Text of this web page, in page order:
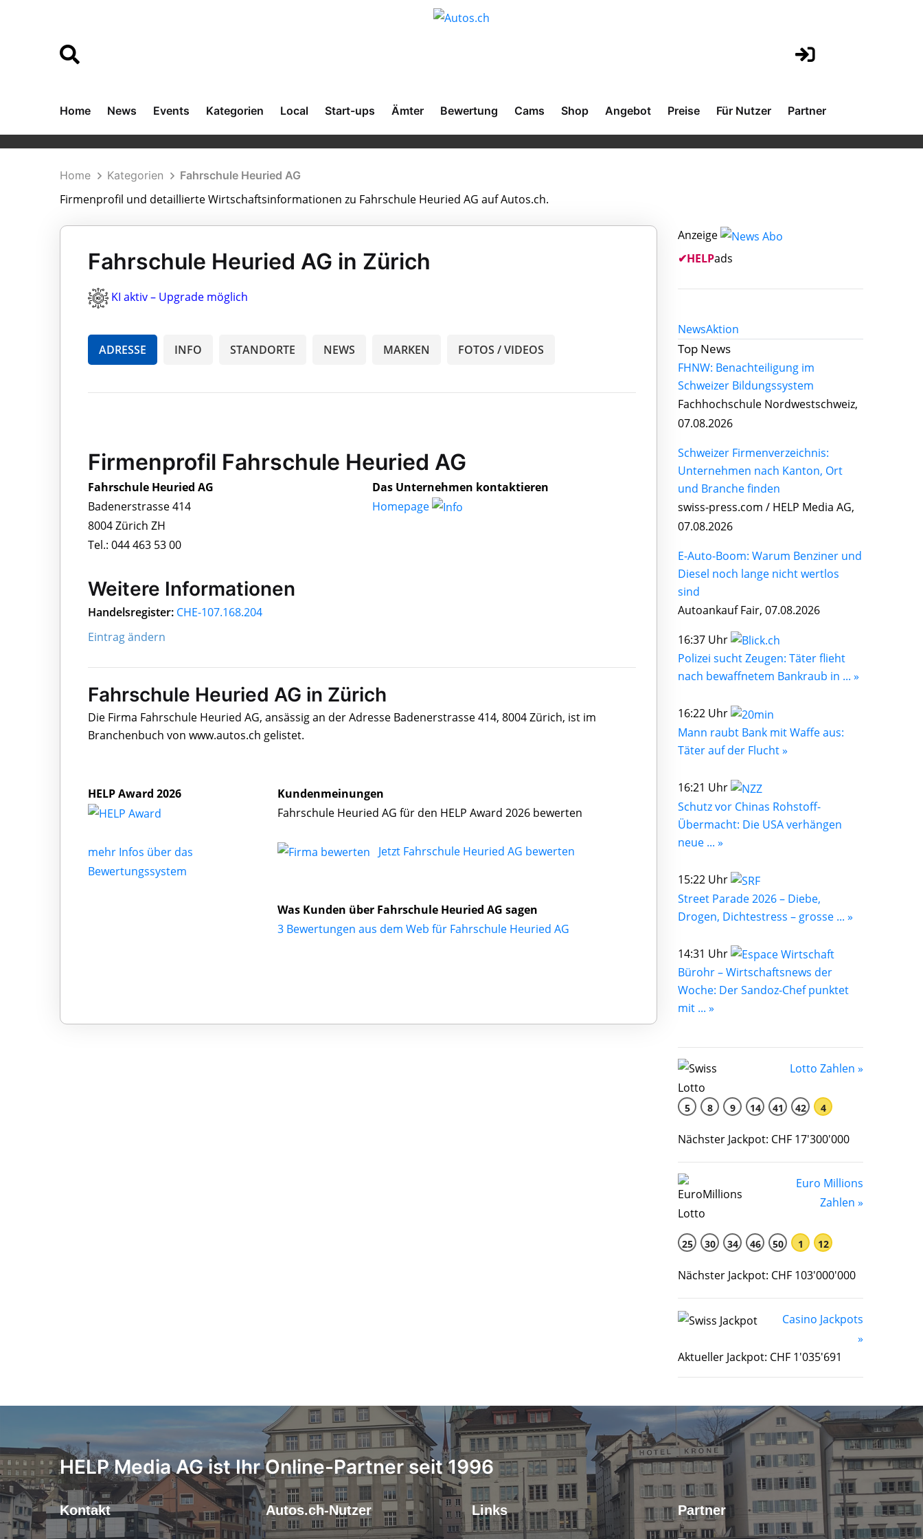
Home News Events Kategorien Local Start-ups Ämter Bewertung Cams Shop Angebot Preise Für Nutzer Partner
Home Kategorien Fahrschule Heuried AG
Firmenprofil und detaillierte Wirtschaftsinformationen zu Fahrschule Heuried AG auf Autos.ch.
Fahrschule Heuried AG in Zürich
KI aktiv – Upgrade möglich
ADRESSE INFO STANDORTE NEWS MARKEN FOTOS / VIDEOS
Firmenprofil Fahrschule Heuried AG
Fahrschule Heuried AG
Badenerstrasse 414
8004 Zürich ZH
Tel.: 044 463 53 00
Das Unternehmen kontaktieren
Homepage
Weitere Informationen
Handelsregister: CHE-107.168.204
Eintrag ändern
Fahrschule Heuried AG in Zürich
Die Firma Fahrschule Heuried AG, ansässig an der Adresse Badenerstrasse 414, 8004 Zürich, ist im
Branchenbuch von www.autos.ch gelistet.
HELP Award 2026
mehr Infos über das
Bewertungssystem
Kundenmeinungen
Fahrschule Heuried AG für den HELP Award 2026 bewerten
Jetzt Fahrschule Heuried AG bewerten
Was Kunden über Fahrschule Heuried AG sagen
3 Bewertungen aus dem Web für Fahrschule Heuried AG
Anzeige
✔HELPads
NewsAktion
Top News
FHNW: Benachteiligung im
Schweizer Bildungssystem
Fachhochschule Nordwestschweiz,
07.08.2026
Schweizer Firmenverzeichnis:
Unternehmen nach Kanton, Ort
und Branche finden
swiss-press.com / HELP Media AG,
07.08.2026
E-Auto-Boom: Warum Benziner und
Diesel noch lange nicht wertlos
sind
Autoankauf Fair, 07.08.2026
16:37 Uhr
Polizei sucht Zeugen: Täter flieht
nach bewaffnetem Bankraub in ... »
16:22 Uhr
Mann raubt Bank mit Waffe aus:
Täter auf der Flucht »
16:21 Uhr
Schutz vor Chinas Rohstoff-
Übermacht: Die USA verhängen
neue ... »
15:22 Uhr
Street Parade 2026 – Diebe,
Drogen, Dichtestress – grosse ... »
14:31 Uhr
Bürohr – Wirtschaftsnews der
Woche: Der Sandoz-Chef punktet
mit ... »
Lotto Zahlen »
5 8 9 14 41 42 4
Nächster Jackpot: CHF 17'300'000
Euro Millions
Zahlen »
25 30 34 46 50 1 12
Nächster Jackpot: CHF 103'000'000
Casino Jackpots
»
Aktueller Jackpot: CHF 1'035'691
HELP Media AG ist Ihr Online-Partner seit 1996
Kontakt Autos.ch-Nutzer Links Partner